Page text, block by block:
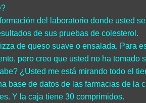
del laboratorio donde usted
de sus pruebas de colesterol.
de queso suave o ensalada. Para
pero creo que usted no ha tomado
¿Usted me está mirando todo el
base de datos de las farmacias de la
Y la caja tiene 30 comprimidos.